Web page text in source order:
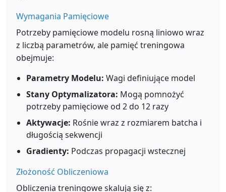
Wymagania Pamięciowe
Potrzeby pamięciowe modelu rosną liniowo wraz
z liczbą parametrów, ale pamięć treningowa
obejmuje:
Parametry Modelu: Wagi definiujące model
Stany Optymalizatora: Mogą pomnożyć
potrzeby pamięciowe od 2 do 12 razy
Aktywacje: Rośnie wraz z rozmiarem batcha i
długością sekwencji
Gradienty: Podczas propagacji wstecznej
Złożoność Obliczeniowa
Obliczenia treningowe skalują się z: